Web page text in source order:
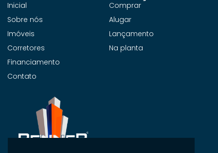
Inicial
Sobre nós
Imóveis
Corretores
Financiamento
Contato
Comprar
Alugar
Lançamento
Na planta